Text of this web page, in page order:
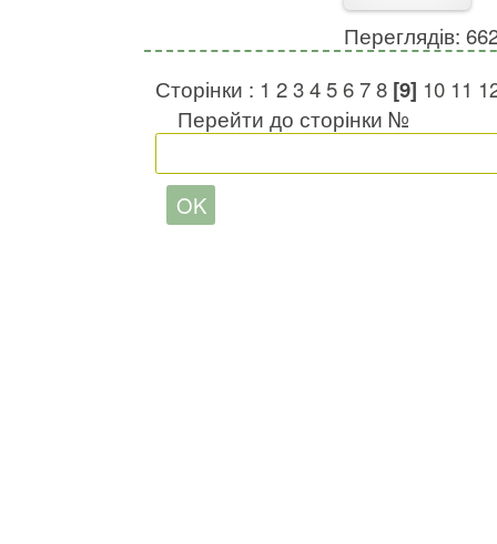
Переглядів:
Сторінки : 1 2345678 [9] 10 11
Перейти до сторінки №